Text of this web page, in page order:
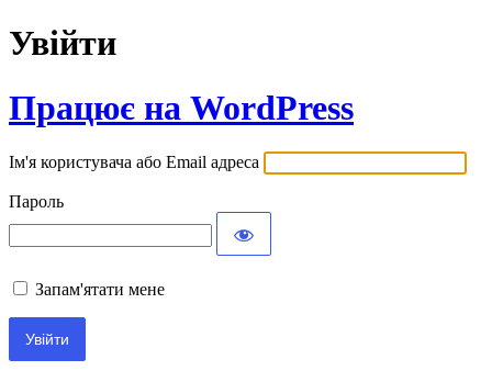
Увійти
Працює на WordPress
Ім'я користувача або Email адреса
Пароль
Запам'ятати мене